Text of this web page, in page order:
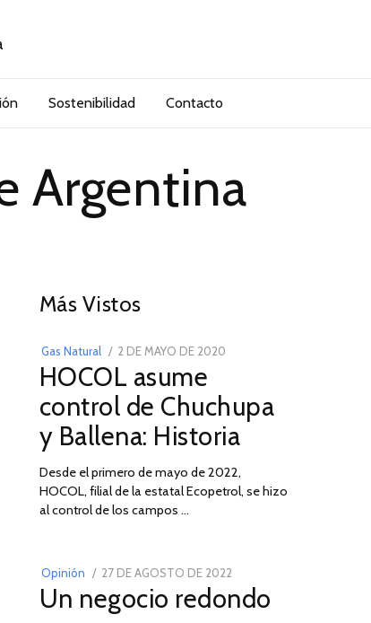
Sostenibilidad Contacto
Argentina
Más Vistos
Gas Natural
POSTED
ON
2 DE MAYO DE 2020
DE
2026
HOCOL asume
control de Chuchupa
y Ballena: Historia
Desde el primero de mayo de 2022,
HOCOL, filial de la estatal Ecopetrol, se hizo
al control de los campos …
Opinión
POSTED
ON
27 DE AGOSTO DE 202230
DE
Un negocio redondo